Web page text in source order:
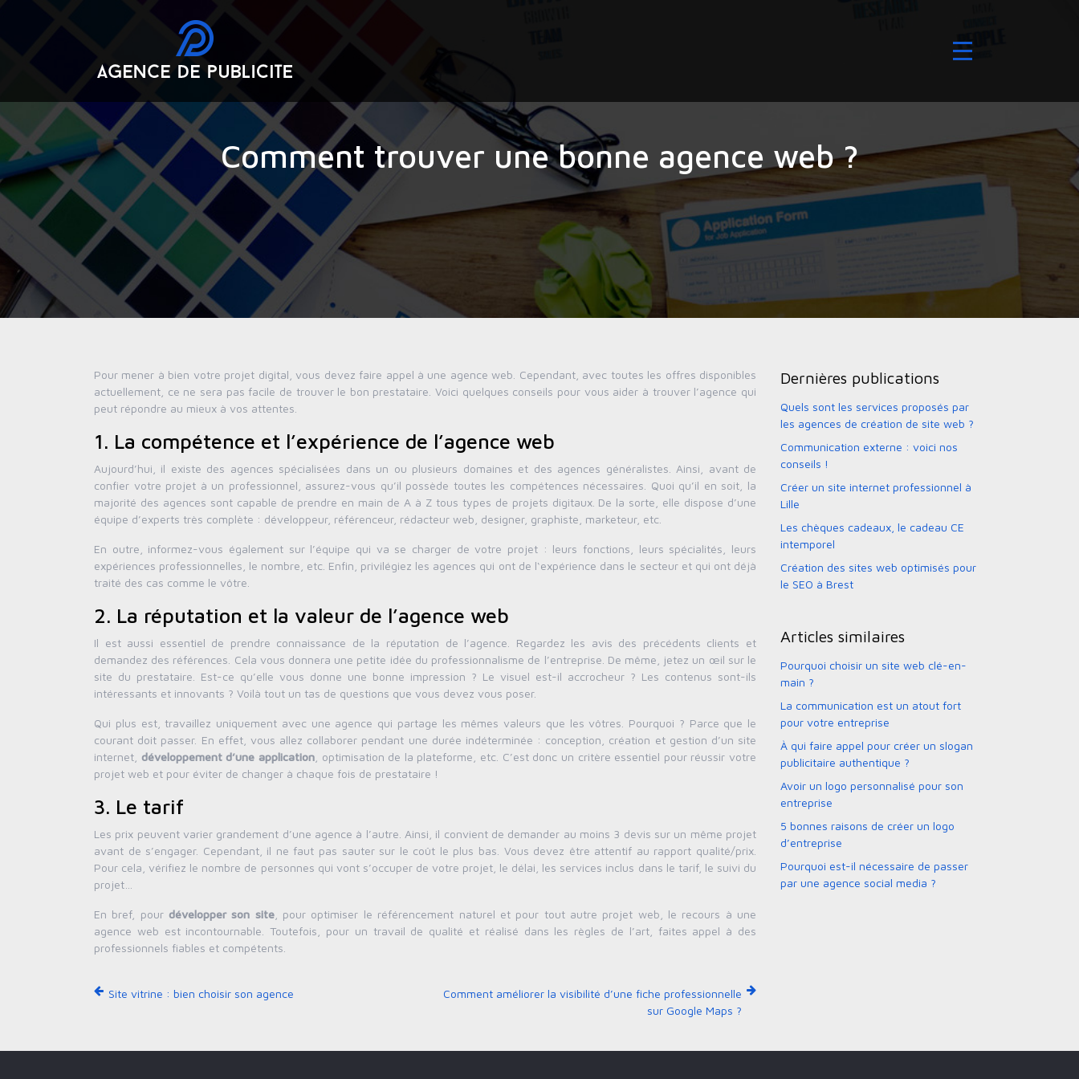
Comment trouver une bonne agence web ?
Pour mener à bien votre projet digital, vous devez faire appel à une agence web. Cependant, avec toutes les offres disponibles
actuellement, ce ne sera pas facile de trouver le bon prestataire. Voici quelques conseils pour vous aider à trouver l’agence qui
peut répondre au mieux à vos attentes.
1. La compétence et l’expérience de l’agence web
Aujourd’hui, il existe des agences spécialisées dans un ou plusieurs domaines et des agences généralistes. Ainsi, avant de
confier votre projet à un professionnel, assurez-vous qu’il possède toutes les compétences nécessaires. Quoi qu’il en soit, la
majorité des agences sont capable de prendre en main de A à Z tous types de projets digitaux. De la sorte, elle dispose d’une
équipe d’experts très complète : développeur, référenceur, rédacteur web, designer, graphiste, marketeur, etc.
En outre, informez-vous également sur l’équipe qui va se charger de votre projet : leurs fonctions, leurs spécialités, leurs
expériences professionnelles, le nombre, etc. Enfin, privilégiez les agences qui ont de l‘expérience dans le secteur et qui ont déjà
traité des cas comme le vôtre.
2. La réputation et la valeur de l’agence web
Il est aussi essentiel de prendre connaissance de la réputation de l’agence. Regardez les avis des précédents clients et
demandez des références. Cela vous donnera une petite idée du professionnalisme de l’entreprise. De même, jetez un œil sur le
site du prestataire. Est-ce qu’elle vous donne une bonne impression ? Le visuel est-il accrocheur ? Les contenus sont-ils
intéressants et innovants ? Voilà tout un tas de questions que vous devez vous poser.
Qui plus est, travaillez uniquement avec une agence qui partage les mêmes valeurs que les vôtres. Pourquoi ? Parce que le
courant doit passer. En effet, vous allez collaborer pendant une durée indéterminée : conception, création et gestion d’un site
internet, développement d’une application, optimisation de la plateforme, etc. C’est donc un critère essentiel pour réussir votre
projet web et pour éviter de changer à chaque fois de prestataire !
3. Le tarif
Les prix peuvent varier grandement d’une agence à l’autre. Ainsi, il convient de demander au moins 3 devis sur un même projet
avant de s’engager. Cependant, il ne faut pas sauter sur le coût le plus bas. Vous devez être attentif au rapport qualité/prix.
Pour cela, vérifiez le nombre de personnes qui vont s’occuper de votre projet, le délai, les services inclus dans le tarif, le suivi du
projet…
En bref, pourdévelopper son site, pour optimiser le référencement naturel et pour tout autre projet web, le recours à une
agence web est incontournable. Toutefois, pour un travail de qualité et réalisé dans les règles de l’art, faites appel à des
professionnels fiables et compétents.
Site vitrine : bien choisir son agence
Comment améliorer la visibilité d’une fiche professionnelle
sur Google Maps ?
Dernières publications
Quels sont les services proposés par
les agences de création de site web ?
Communication externe : voici nos
conseils !
Créer un site internet professionnel à
Lille
Les chèques cadeaux, le cadeau CE
intemporel
Création des sites web optimisés pour
le SEO à Brest
Articles similaires
Pourquoi choisir un site web clé-en-
main ?
La communication est un atout fort
pour votre entreprise
À qui faire appel pour créer un slogan
publicitaire authentique ?
Avoir un logo personnalisé pour son
entreprise
5 bonnes raisons de créer un logo
d’entreprise
Pourquoi est-il nécessaire de passer
par une agence social media ?